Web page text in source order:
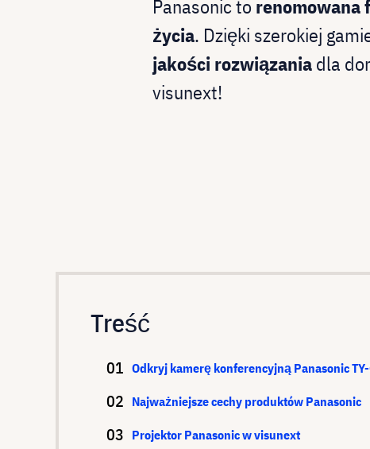
Panasonic to renomowana
życia. Dzięki szerokiej
jakości rozwiązaniadla
visunext!
Treść
Odkryj kamerę konferencyjną Panasonic
Najważniejsze cechy produktów Panasonic
Projektor Panasonic w visunext